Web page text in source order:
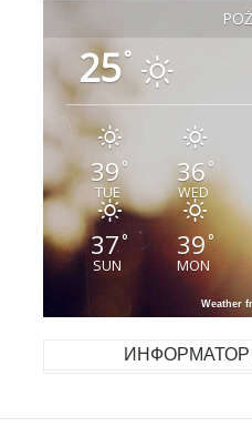
25°
39°
TUE
36°
WED
37°
SUN
39°
MON
Weather
ИНФОРМАТОР